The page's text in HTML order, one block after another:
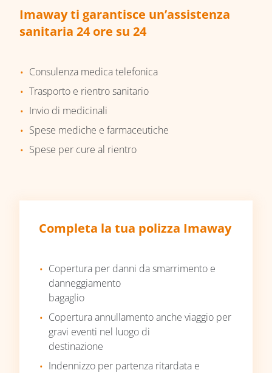
Imaway ti garantisce un’assistenza
sanitaria 24 ore su 24
Consulenza medica telefonica
Trasporto e rientro sanitario
Invio di medicinali
Spese mediche e farmaceutiche
Spese per cure al rientro
Completa la tua polizza Imaway
Copertura per danni da smarrimento e
danneggiamento
bagaglio
Copertura annullamento anche viaggio per
gravi eventi nel luogo di
destinazione
Indennizzo per partenza ritardata e